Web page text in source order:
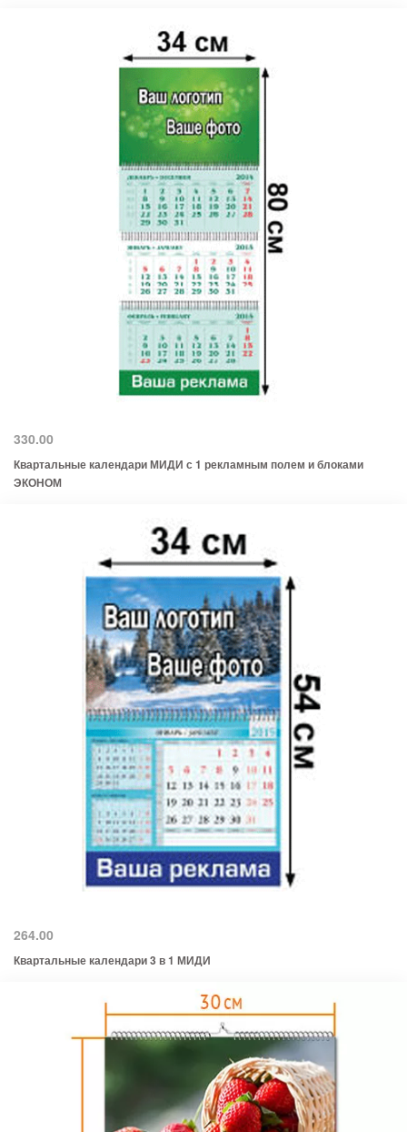
330.00
Квартальные календари МИДИ с 1 рекламным полем и блоками
ЭКОНОМ
264.00
Квартальные календари 3 в 1 МИДИ